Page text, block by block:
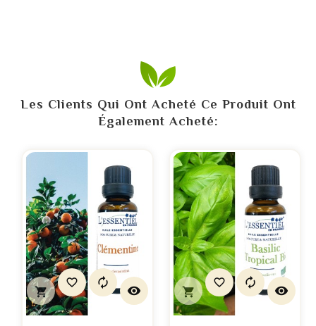
Les Clients Qui Ont Acheté Ce Produit Ont
Également Acheté: